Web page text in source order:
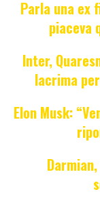
Parla una ex
piaceva
Inter,
lacrima
Elon Musk: